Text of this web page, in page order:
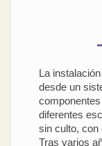
La
desde un
diferentes
sin culto, con
Tras varios